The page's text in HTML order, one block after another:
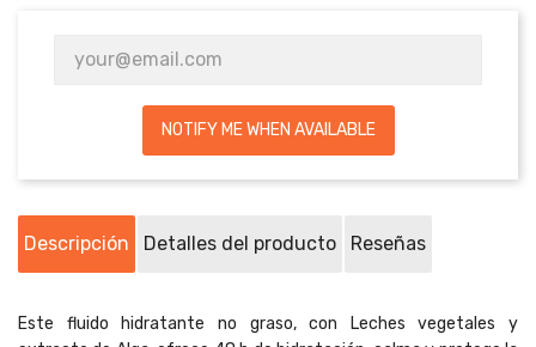
NOTIFY ME WHEN AVAILABLE
Descripción Detalles del producto Reseñas
Este fluido hidratante no graso, con Leches vegetales y